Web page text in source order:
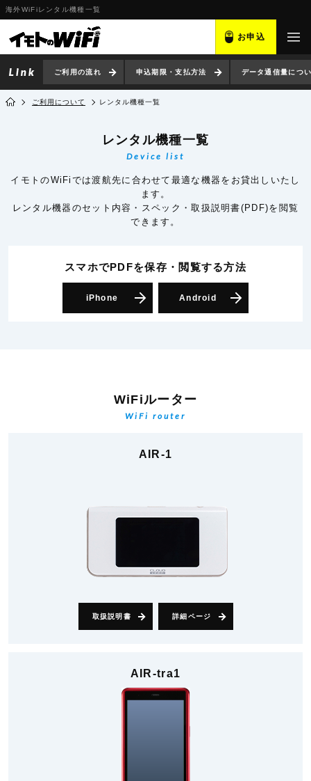
海外WiFiレンタル機種一覧
お申込
ご利用の流れ 申込期限・支払方法 データ通信量につ
ご利用について レンタル機種一覧
レンタル機種一覧
Device list
イモトのWiFiでは渡航先に合わせて最適な機器をお貸出しいたし
ます。
レンタル機器のセット内容・スペック・取扱説明書(PDF)を閲覧
できます。
スマホでPDFを保存・閲覧する方法
iPhone Android
WiFiルーター
WiFi router
AIR-1
取扱説明書 詳細ページ
AIR-tra1